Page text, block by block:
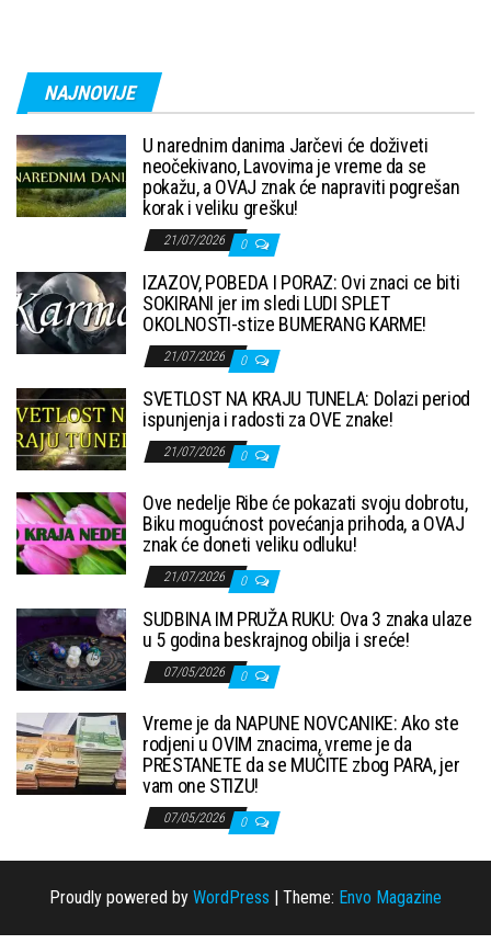
NAJNOVIJE
U narednim danima Jarčevi će doživeti
neočekivano, Lavovima je vreme da se
pokažu, a OVAJ znak će napraviti pogrešan
korak i veliku grešku!
21/07/2026 0
IZAZOV, POBEDA I PORAZ: Ovi znaci ce biti
SOKIRANI jer im sledi LUDI SPLET
OKOLNOSTI-stize BUMERANG KARME!
21/07/2026 0
SVETLOST NA KRAJU TUNELA: Dolazi period
ispunjenja i radosti za OVE znake!
21/07/2026 0
Ove nedelje Ribe će pokazati svoju dobrotu,
Biku mogućnost povećanja prihoda, a OVAJ
znak će doneti veliku odluku!
21/07/2026 0
SUDBINA IM PRUŽA RUKU: Ova 3 znaka ulaze
u 5 godina beskrajnog obilja i sreće!
07/05/2026 0
Vreme je da NAPUNE NOVCANIKE: Ako ste
rodjeni u OVIM znacima, vreme je da
PRESTANETE da se MUČITE zbog PARA, jer
vam one STIZU!
07/05/2026 0
Proudly powered by WordPress Theme: Envo Magazine